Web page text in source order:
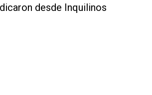
desde Inquilinos